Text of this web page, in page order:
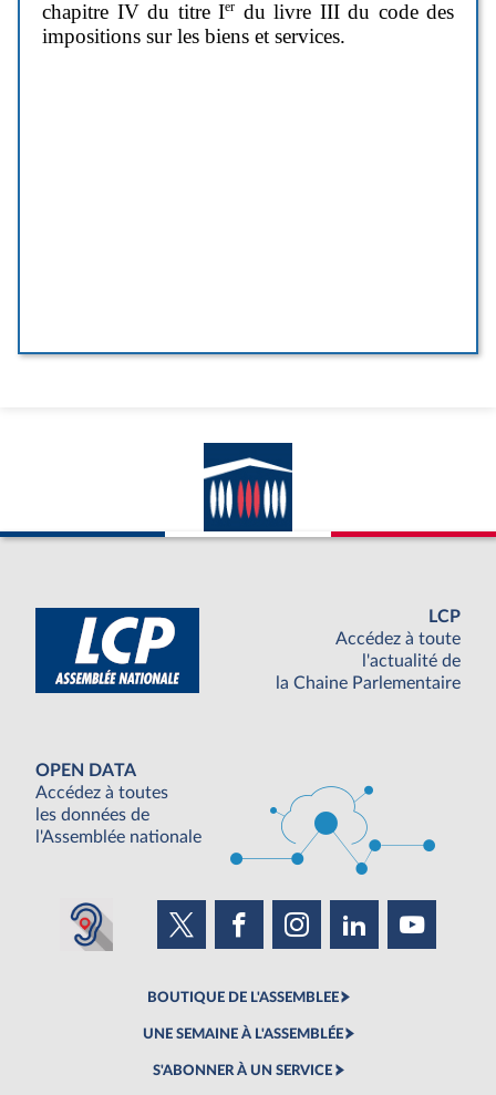
LCP
Accédez à toute
l'actualité de
la Chaine Parlementaire
OPEN DATA
Accédez à toutes
les données de
l'Assemblée nationale
BOUTIQUE DE L'ASSEMBLEE
UNE SEMAINE À L'ASSEMBLÉE
S'ABONNER À UN SERVICE